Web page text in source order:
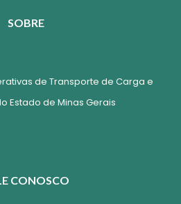
SOBRE
de Transporte de Carga e
Estado de Minas Gerais
CONOSCO